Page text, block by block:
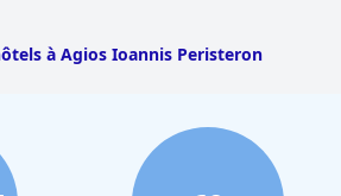
à Agios Ioannis Peristeron